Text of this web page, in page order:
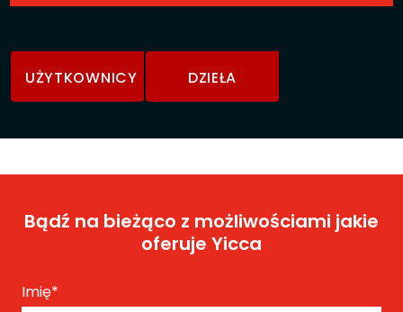
UŻYTKOWNICY DZIEŁA
Bądź na bieżąco z możliwościami jakie
oferuje Yicca
Imię*